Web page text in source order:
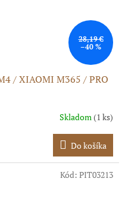
28,19 €
–40 %
/ XIAOMI M365 / PRO
Skladom(1 ks)
Do košíka
Kód: PIT03213